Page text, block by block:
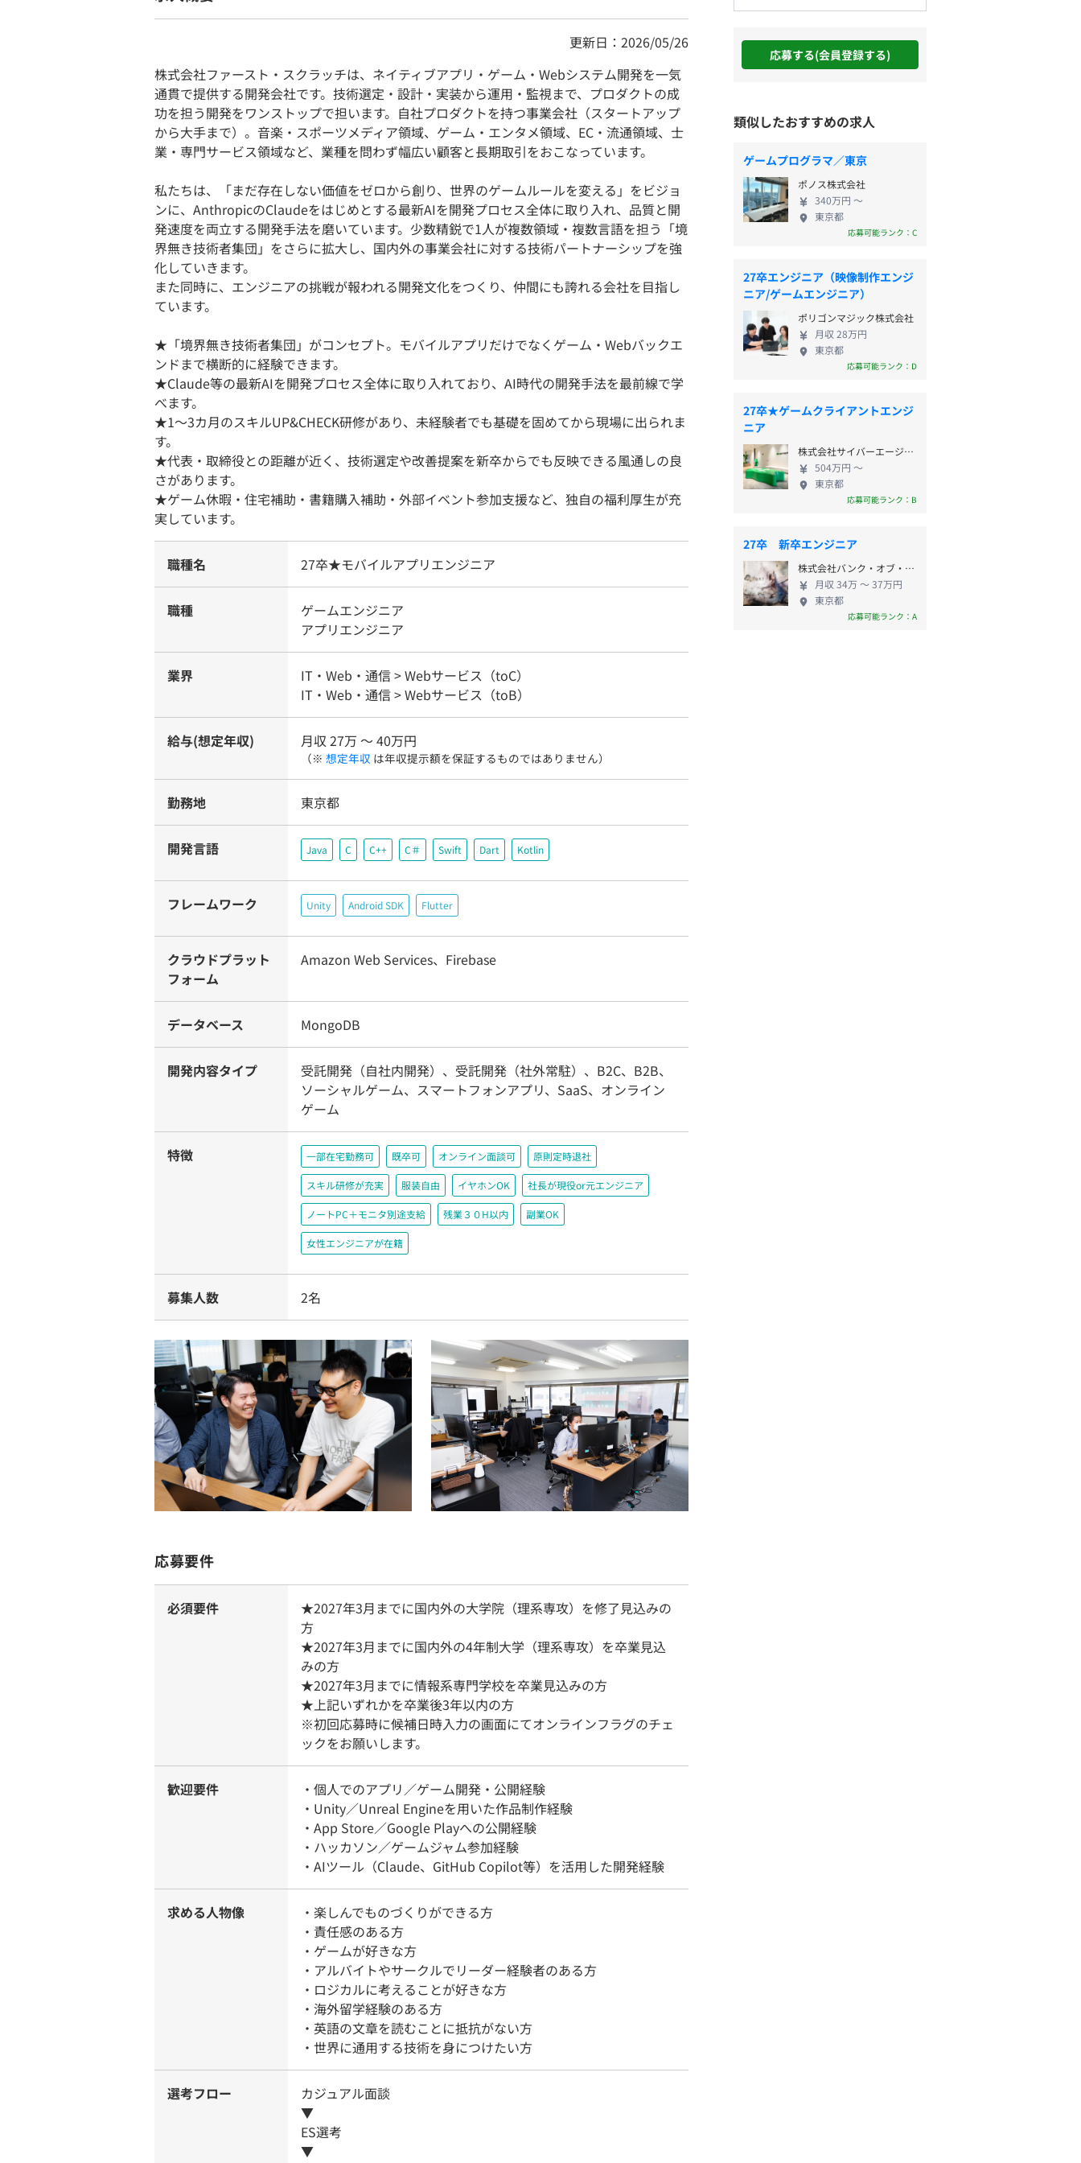
更新日：2026/05/26
株式会社ファースト・スクラッチは、ネイティブアプリ・ゲーム・Webシステム開発を一気
通貫で提供する開発会社です。技術選定・設計・実装から運用・監視まで、プロダクトの成
功を担う開発をワンストップで担います。自社プロダクトを持つ事業会社（スタートアップ
から大手まで）。音楽・スポーツメディア領域、ゲーム・エンタメ領域、EC・流通領域、士
業・専門サービス領域など、業種を問わず幅広い顧客と長期取引をおこなっています。
私たちは、「まだ存在しない価値をゼロから創り、世界のゲームルールを変える」をビジョ
ンに、AnthropicのClaudeをはじめとする最新AIを開発プロセス全体に取り入れ、品質と開
発速度を両立する開発手法を磨いています。少数精鋭で1人が複数領域・複数言語を担う「境
界無き技術者集団」をさらに拡大し、国内外の事業会社に対する技術パートナーシップを強
化していきます。
また同時に、エンジニアの挑戦が報われる開発文化をつくり、仲間にも誇れる会社を目指し
ています。
★「境界無き技術者集団」がコンセプト。モバイルアプリだけでなくゲーム・Webバックエ
ンドまで横断的に経験できます。
★Claude等の最新AIを開発プロセス全体に取り入れており、AI時代の開発手法を最前線で学
べます。
★1〜3カ月のスキルUP&CHECK研修があり、未経験者でも基礎を固めてから現場に出られま
す。
★代表・取締役との距離が近く、技術選定や改善提案を新卒からでも反映できる風通しの良
さがあります。
★ゲーム休暇・住宅補助・書籍購入補助・外部イベント参加支援など、独自の福利厚生が充
実しています。
職種名 27卒★モバイルアプリエンジニア
職種
ゲームエンジニア
アプリエンジニア
業界
IT・Web・通信 > Webサービス（toC）
IT・Web・通信 > Webサービス（toB）
給与(想定年収) 月収 27万 〜 40万円
（※ 想定年収 は年収提示額を保証するものではありません）
勤務地 東京都
開発言語 Java C C++ C＃ Swift Dart Kotlin
フレームワーク Unity Android SDK Flutter
クラウドプラット
フォーム
Amazon Web Services、Firebase
データベース MongoDB
開発内容タイプ
受託開発（自社内開発）、受託開発（社外常駐）、B2C、B2B、
ソーシャルゲーム、スマートフォンアプリ、SaaS、オンライン
ゲーム
特徴 一部在宅勤務可 既卒可 オンライン面談可 原則定時退社
スキル研修が充実 服装自由 イヤホンOK 社長が現役or元エンジニア
ノートPC＋モニタ別途支給 残業３０H以内 副業OK
女性エンジニアが在籍
募集人数 2名
応募要件
必須要件
★2027年3月までに国内外の大学院（理系専攻）を修了見込みの
方
★2027年3月までに国内外の4年制大学（理系専攻）を卒業見込
みの方
★2027年3月までに情報系専門学校を卒業見込みの方
★上記いずれかを卒業後3年以内の方
※初回応募時に候補日時入力の画面にてオンラインフラグのチェ
ックをお願いします。
歓迎要件
・個人でのアプリ／ゲーム開発・公開経験
・Unity／Unreal Engineを用いた作品制作経験
・App Store／Google Playへの公開経験
・ハッカソン／ゲームジャム参加経験
・AIツール（Claude、GitHub Copilot等）を活用した開発経験
求める人物像
・楽しんでものづくりができる方
・責任感のある方
・ゲームが好きな方
・アルバイトやサークルでリーダー経験者のある方
・ロジカルに考えることが好きな方
・海外留学経験のある方
・英語の文章を読むことに抵抗がない方
・世界に通用する技術を身につけたい方
選考フロー
カジュアル面談
▼
ES選考
▼
応募する(会員登録する)
類似したおすすめの求人
ゲームプログラマ／東京
ポノス株式会社
340万円 〜
東京都
応募可能ランク：C
27卒エンジニア（映像制作エンジ
ニア/ゲームエンジニア）
ポリゴンマジック株式会社
月収 28万円
東京都
応募可能ランク：D
27卒★ゲームクライアントエンジ
ニア
株式会社サイバーエージェント
504万円 〜
東京都
応募可能ランク：B
27卒 新卒エンジニア
株式会社バンク・オブ・イノベーション
月収 34万 〜 37万円
東京都
応募可能ランク：A